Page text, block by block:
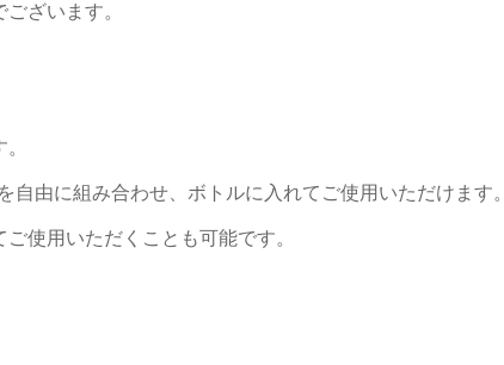
ざいます。
由に組み合わせ、ボトルに入れてご使用いただけます。
使用いただくことも可能です。